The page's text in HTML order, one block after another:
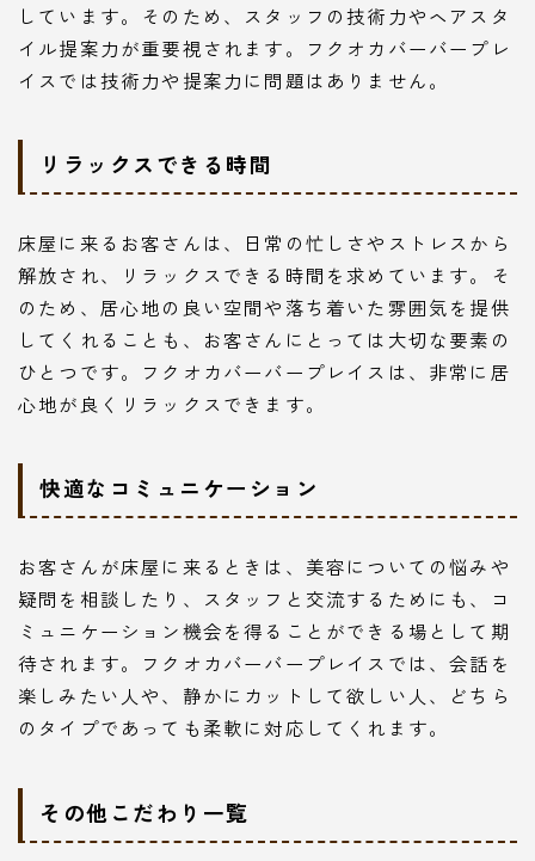
しています。そのため、スタッフの技術力やヘアスタ
イル提案力が重要視されます。フクオカバーバープレ
イスでは技術力や提案力に問題はありません。
リラックスできる時間
床屋に来るお客さんは、日常の忙しさやストレスから
解放され、リラックスできる時間を求めています。そ
のため、居心地の良い空間や落ち着いた雰囲気を提供
してくれることも、お客さんにとっては大切な要素の
ひとつです。フクオカバーバープレイスは、非常に居
心地が良くリラックスできます。
快適なコミュニケーション
お客さんが床屋に来るときは、美容についての悩みや
疑問を相談したり、スタッフと交流するためにも、コ
ミュニケーション機会を得ることができる場として期
待されます。フクオカバーバープレイスでは、会話を
楽しみたい人や、静かにカットして欲しい人、どちら
のタイプであっても柔軟に対応してくれます。
その他こだわり一覧